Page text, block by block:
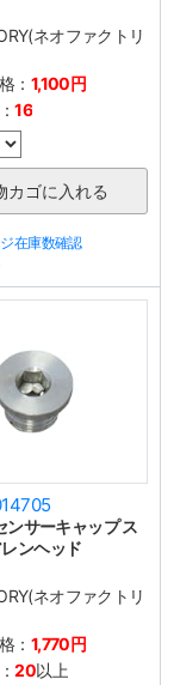
ネオファクトリ
： 1,100円
16
在庫数確認
サーキャップ ス
ンヘッド
ネオファクトリ
： 1,770円
20以上